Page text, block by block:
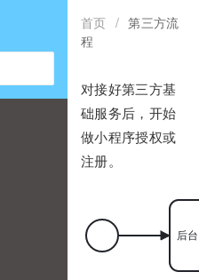
首页 / 第三方流
程
对接好第三方基
础服务后，开始
做小程序授权或
注册。
后